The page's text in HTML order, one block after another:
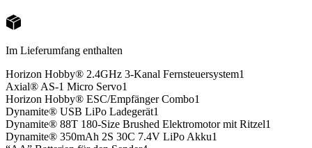
Im Lieferumfang enthalten
Horizon Hobby® 2.4GHz 3-Kanal Fernsteuersystem1
Axial® AS-1 Micro Servo1
Horizon Hobby® ESC/Empfänger Combo1
Dynamite® USB LiPo Ladegerät1
Dynamite® 88T 180-Size Brushed Elektromotor mit Ritzel1
Dynamite® 350mAh 2S 30C 7.4V LiPo Akku1